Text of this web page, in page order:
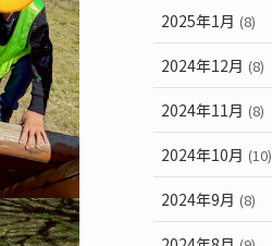
2025年1月 (8)
2024年12月 (8)
2024年11月 (8)
2024年10月 (10)
2024年9月 (8)